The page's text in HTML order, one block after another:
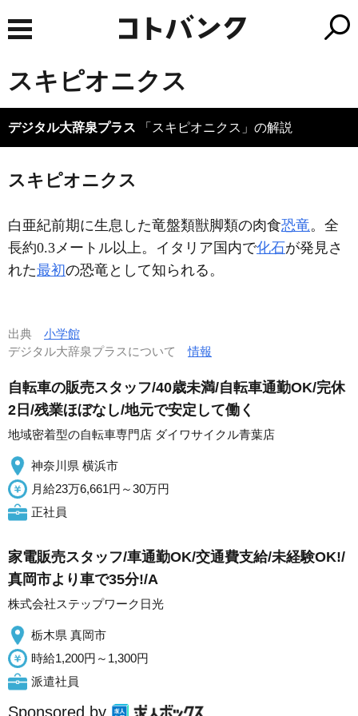
スキピオニクス
デジタル大辞泉プラス 「スキピオニクス」の解説
スキピオニクス
白亜紀前期に生息した竜盤類獣脚類の肉食恐竜。全
長約0.3メートル以上。イタリア国内で化石が発見さ
れた最初の恐竜として知られる。
出典 小学館
デジタル大辞泉プラスについて情報
自転車の販売スタッフ/40歳未満/自転車通勤OK/完休
2日/残業ほぼなし/地元で安定して働く
地域密着型の自転車専門店 ダイワサイクル青葉店
神奈川県 横浜市
月給23万6,661円～30万円
正社員
家電販売スタッフ/車通勤OK/交通費支給/未経験OK!/
真岡市より車で35分!/A
株式会社ステップワーク日光
栃木県 真岡市
時給1,200円～1,300円
派遣社員
Sponsored by